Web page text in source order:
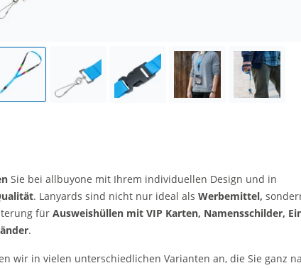
Sie bei allbuyone mit Ihrem individuellen Design und in
. Lanyards sind nicht nur ideal als Werbemittel,
für Ausweishüllen mit VIP Karten, Namensschilder,
.
wir in vielen unterschiedlichen Varianten an, die Sie ganz